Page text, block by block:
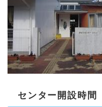
センター開設時間